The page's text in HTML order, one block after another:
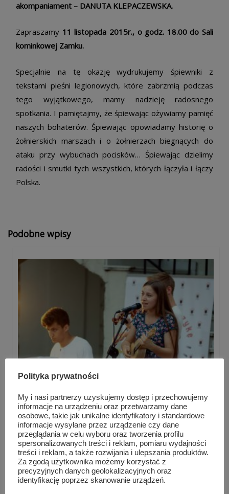
akompaniament – DANUTA KLEPACZEWSKA.
Zapraszamy 11 listopada 2015r., o godz. 18.00 do Sali
kominkowej Zamku.
Specjalnie na tę okazję wydrukujemy śpiewniki z
tekstami pieśni legionowych, które zabrzmią podczas
tego wyjątkowego, mamy nadzieję radosnego
spotkania. I pamiętajmy, że śpiewając ożywiamy pamięć
naszych bohaterów. Śpiewając opowiadamy historię o
żołnierskich marszach i o żołnierzach biegnących do
ataku przy wybuchach pocisków… Śpiewając dzielimy
radości i smutki tych wszystkich, których łączyła i łączy
Polska.
Podobne wpisy
Kameralny sukces Zuzanny Gadowskiej
Polityka prywatności
My i nasi partnerzy uzyskujemy dostęp i przechowujemy
informacje na urządzeniu oraz przetwarzamy dane
osobowe, takie jak unikalne identyfikatory i standardowe
informacje wysyłane przez urządzenie czy dane
przeglądania w celu wyboru oraz tworzenia profilu
spersonalizowanych treści i reklam, pomiaru wydajności
treści i reklam, a także rozwijania i ulepszania produktów.
Za zgodą użytkownika możemy korzystać z
precyzyjnych danych geolokalizacyjnych oraz
identyfikację poprzez skanowanie urządzeń.